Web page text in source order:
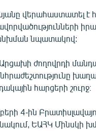
վերահաստատել է
նպատակով:
ժողովրդի
հարցերի շուրջ։
4-ին
ԵԱՀԿ Մինսկի